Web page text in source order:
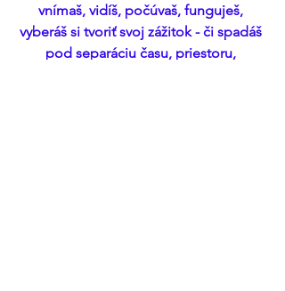
vnímaš, vidíš, počúvaš, funguješ,
vyberáš si tvoriť svoj zážitok - či spadáš
pod separáciu času, priestoru,